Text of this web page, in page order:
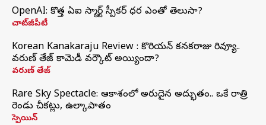
OpenAI: కొత్త ఏఐ స్మార్ట్ స్పీకర్ ధర ఎంతో తెలుసా?
చాట్‌జీపీటీ
Korean Kanakaraju Review : కొరియన్ కనకరాజు రివ్యూ..
వరుణ్ తేజ్ కామెడీ వర్కౌట్ అయ్యిందా?
వరుణ్ తేజ్
Rare Sky Spectacle: ఆకాశంలో అరుదైన అద్భుతం.. ఒకే రాత్రి
రెండు చీకట్లు, ఉల్కాపాతం
స్పెయిన్